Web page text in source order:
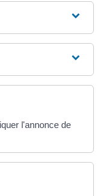
l'annonce de